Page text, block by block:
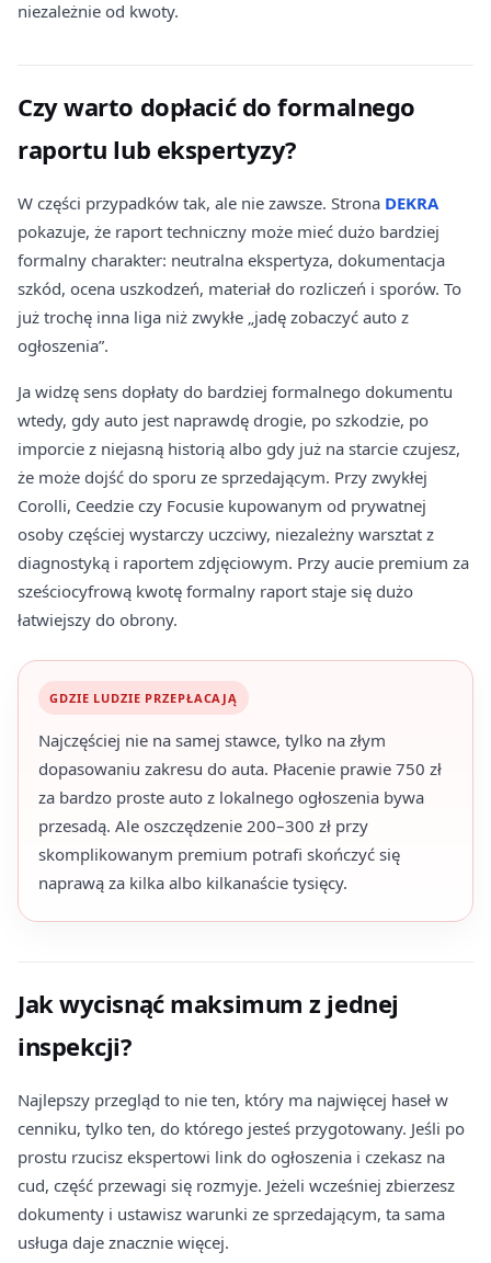
niezależnie od kwoty.
Czy warto dopłacić do formalnego
raportu lub ekspertyzy?
W części przypadków tak, ale nie zawsze. Strona DEKRA
pokazuje, że raport techniczny może mieć dużo bardziej
formalny charakter: neutralna ekspertyza, dokumentacja
szkód, ocena uszkodzeń, materiał do rozliczeń i sporów. To
już trochę inna liga niż zwykłe „jadę zobaczyć auto z
ogłoszenia”.
Ja widzę sens dopłaty do bardziej formalnego dokumentu
wtedy, gdy auto jest naprawdę drogie, po szkodzie, po
imporcie z niejasną historią albo gdy już na starcie czujesz,
że może dojść do sporu ze sprzedającym. Przy zwykłej
Corolli, Ceedzie czy Focusie kupowanym od prywatnej
osoby częściej wystarczy uczciwy, niezależny warsztat z
diagnostyką i raportem zdjęciowym. Przy aucie premium za
sześciocyfrową kwotę formalny raport staje się dużo
łatwiejszy do obrony.
GDZIE LUDZIE PRZEPŁACAJĄ
Najczęściej nie na samej stawce, tylko na złym
dopasowaniu zakresu do auta. Płacenie prawie 750 zł
za bardzo proste auto z lokalnego ogłoszenia bywa
przesadą. Ale oszczędzenie 200–300 zł przy
skomplikowanym premium potrafi skończyć się
naprawą za kilka albo kilkanaście tysięcy.
Jak wycisnąć maksimum z jednej
inspekcji?
Najlepszy przegląd to nie ten, który ma najwięcej haseł w
cenniku, tylko ten, do którego jesteś przygotowany. Jeśli po
prostu rzucisz ekspertowi link do ogłoszenia i czekasz na
cud, część przewagi się rozmyje. Jeżeli wcześniej zbierzesz
dokumenty i ustawisz warunki ze sprzedającym, ta sama
usługa daje znacznie więcej.